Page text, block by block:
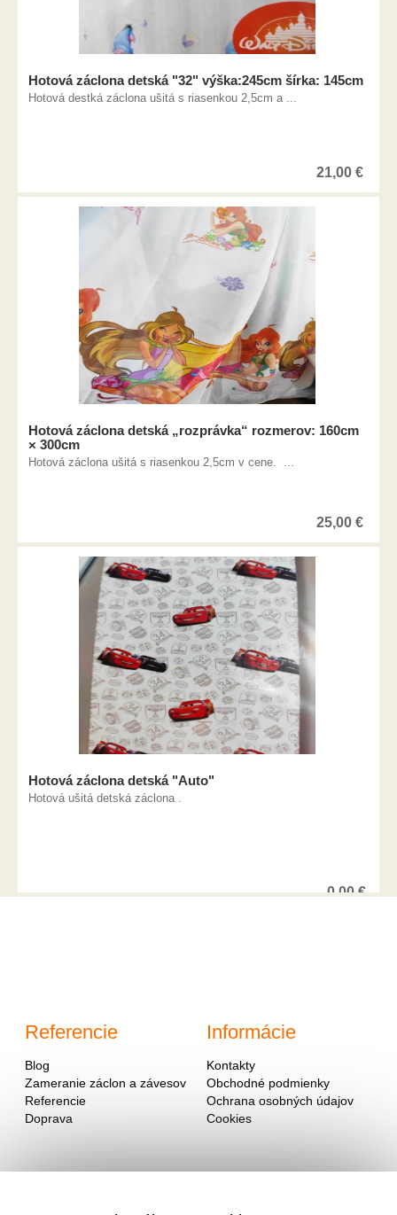
Hotová záclona detská "32" výška:245cm šírka: 145cm
Hotová destká záclona ušitá s riasenkou 2,5cm a ...
21,00 €
Hotová záclona detská „rozprávka“ rozmerov: 160cm
× 300cm
Hotová záclona ušitá s riasenkou 2,5cm v cene. ...
25,00 €
Hotová záclona detská "Auto"
Hotová ušitá detská záclona .
0,00€
Referencie
Blog
Zameranie záclon a závesov
Referencie
Doprava
Informácie
Kontakty
Obchodné podmienky
Ochrana osobných údajov
Cookies